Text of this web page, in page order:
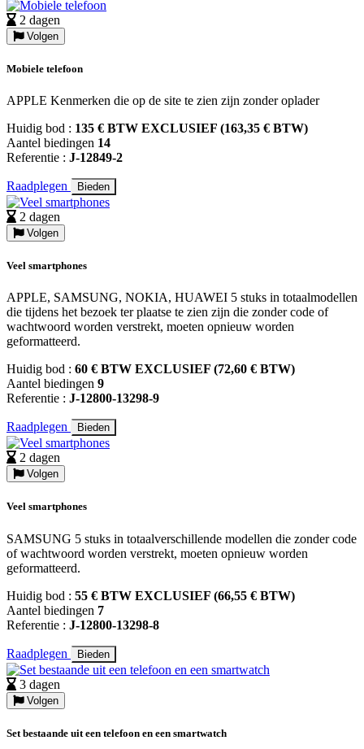
2 dagen
Volgen
Mobiele telefoon
APPLE Kenmerken die op de site te zien zijn zonder oplader
Huidig bod : 135 € BTW EXCLUSIEF (163,35 € BTW)
Aantel biedingen 14
Referentie : J-12849-2
Raadplegen Bieden
2 dagen
Volgen
Veel smartphones
APPLE, SAMSUNG, NOKIA, HUAWEI 5 stuks in totaalmodellen
die tijdens het bezoek ter plaatse te zien zijn die zonder code of
wachtwoord worden verstrekt, moeten opnieuw worden
geformatteerd.
Huidig bod : 60 € BTW EXCLUSIEF (72,60 € BTW)
Aantel biedingen 9
Referentie : J-12800-13298-9
Raadplegen Bieden
2 dagen
Volgen
Veel smartphones
SAMSUNG 5 stuks in totaalverschillende modellen die zonder code
of wachtwoord worden verstrekt, moeten opnieuw worden
geformatteerd.
Huidig bod : 55 € BTW EXCLUSIEF (66,55 € BTW)
Aantel biedingen 7
Referentie : J-12800-13298-8
Raadplegen Bieden
3 dagen
Volgen
Set bestaande uit een telefoon en een smartwatch